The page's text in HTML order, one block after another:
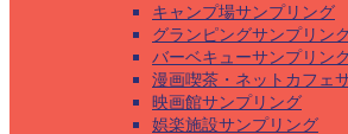
キャンプ場サンプリング
グランピングサンプリン
バーベキューサンプリン
漫画喫茶・ネットカフェ
映画館サンプリング
娯楽施設サンプリング